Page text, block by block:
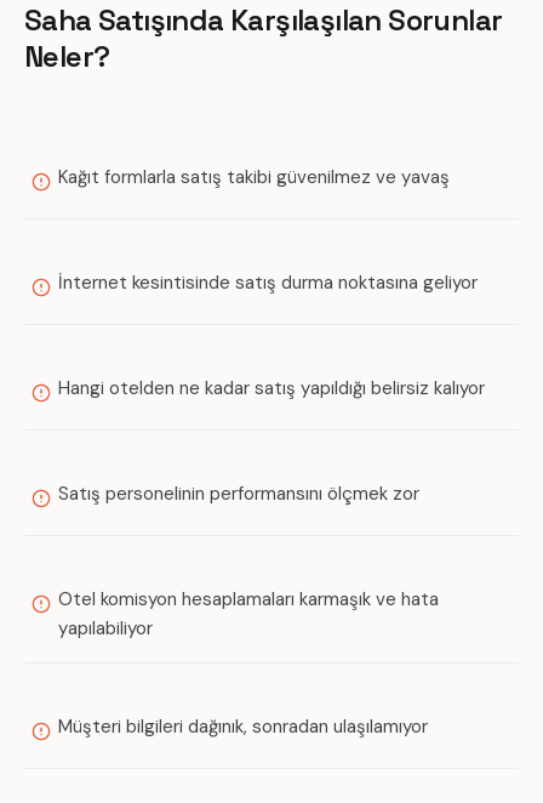
Saha Satışında Karşılaşılan Sorunlar
Neler?
Kağıt formlarla satış takibi güvenilmez ve yavaş
İnternet kesintisinde satış durma noktasına geliyor
Hangi otelden ne kadar satış yapıldığı belirsiz kalıyor
Satış personelinin performansını ölçmek zor
Otel komisyon hesaplamaları karmaşık ve hata
yapılabiliyor
Müşteri bilgileri dağınık, sonradan ulaşılamıyor